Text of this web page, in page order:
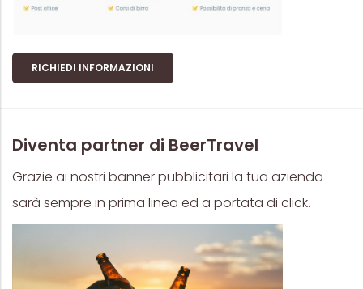
RICHIEDI INFORMAZIONI
Diventa partner di BeerTravel
Grazie ai nostri banner pubblicitari la tua azienda
sarà sempre in prima linea ed a portata di click.